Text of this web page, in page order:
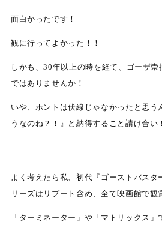
面白かったです！
観に行ってよかった！！
しかも、30年以上の時を経て、ゴーザ
ではありませんか！
いや、ホントは伏線じゃなかったと思う
うなのね？！』と納得すること請け合い！
よく考えたら私、初代『ゴーストバスタ
リーズはリブート含め、全て映画館で観
「ターミネーター」や「マトリックス